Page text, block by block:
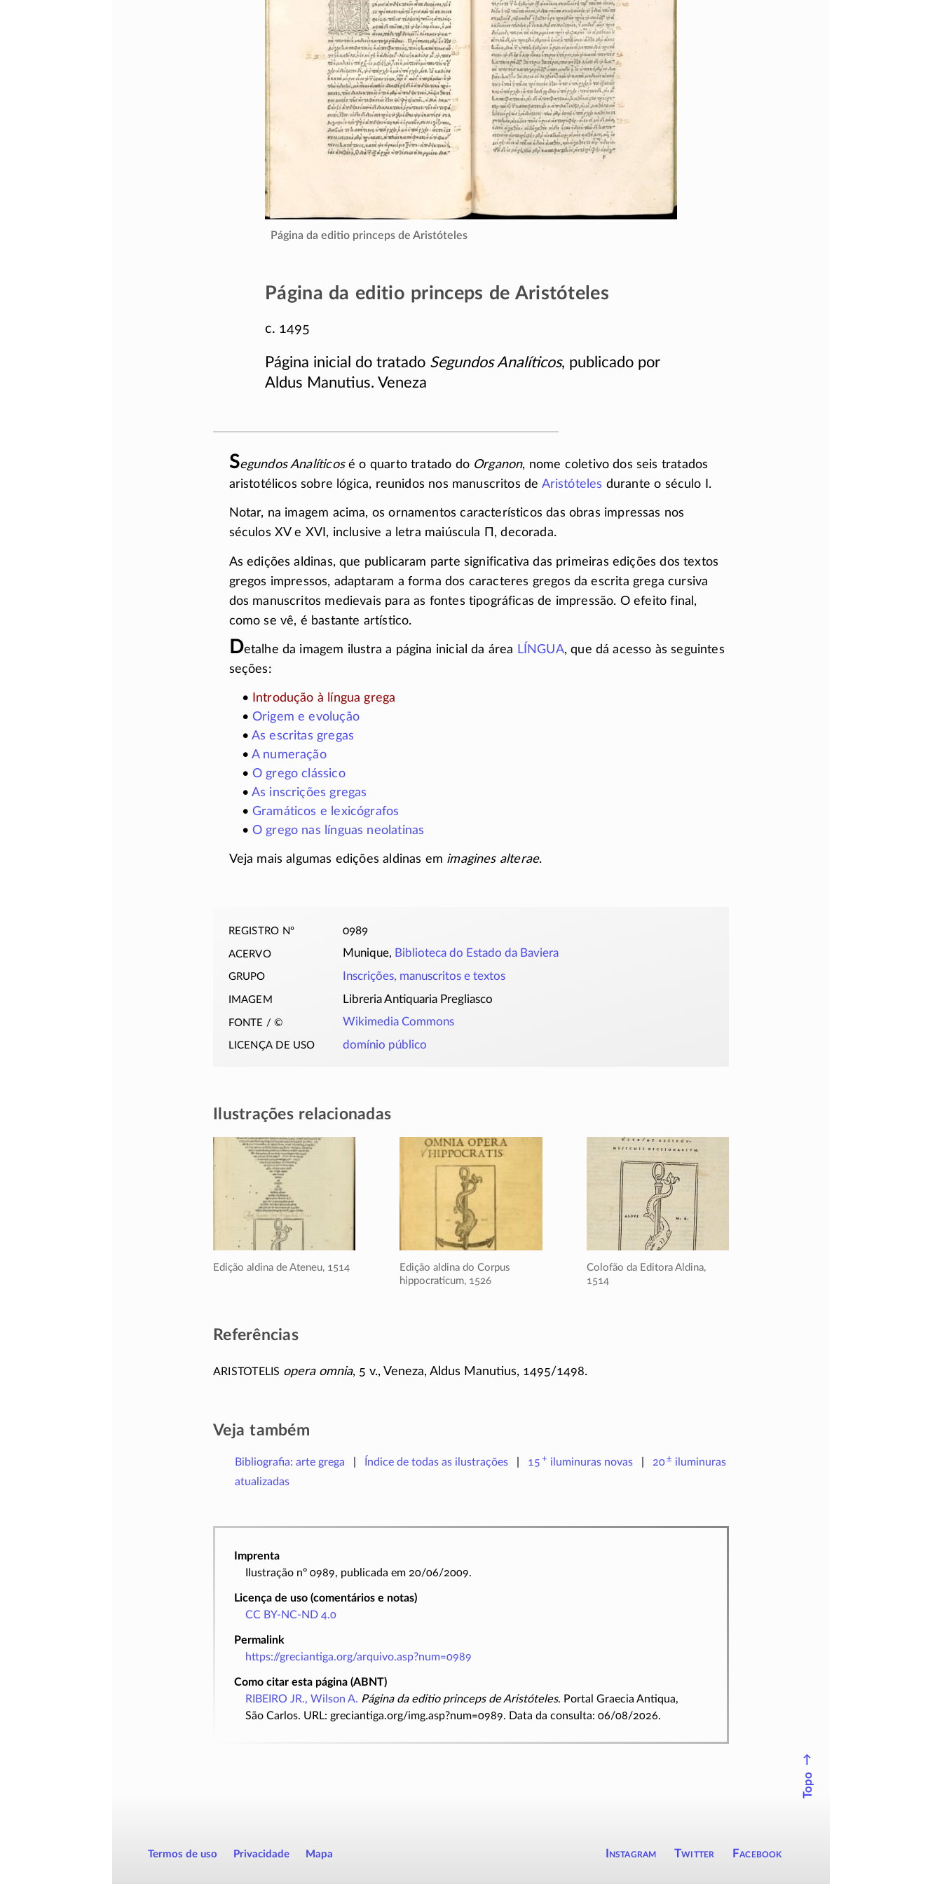
Página da editio princeps de Aristóteles
Página da editio princeps de Aristóteles
c. 1495
Página inicial do tratado Segundos Analíticos, publicado por
Aldus Manutius. Veneza
Segundos Analíticosé o quarto tratado do Organon, nome coletivo dos seis tratados
aristotélicos sobre lógica, reunidos nos manuscritos de Aristóteles durante o século I.
Notar, na imagem acima, os ornamentos característicos das obras impressas nos
séculos XV e XVI, inclusive a letra maiúscula Π , decorada.
As edições aldinas, que publicaram parte significativa das primeiras edições dos textos
gregos impressos, adaptaram a forma dos caracteres gregos da escrita grega cursiva
dos manuscritos medievais para as fontes tipográficas de impressão. O efeito final,
como se vê, é bastante artístico.
Detalhe da imagem ilustra a página inicial da área LÍNGUA, que dá acesso às seguintes
seções:
•
Introdução à língua grega
• Origem e evolução
• As escritas gregas
• A numeração
• O grego clássico
• As inscrições gregas
• Gramáticos e lexicógrafos
• O grego nas línguas neolatinas
Veja mais algumas edições aldinas em imagines alterae.
registro nº 0989
acervo Munique, Biblioteca do Estado da Baviera
grupo Inscrições, manuscritos e textos
imagem Libreria Antiquaria Pregliasco
fonte / © Wikimedia Commons
licença de uso domínio público
Ilustrações relacionadas
Edição aldina de Ateneu, 1514
Edição aldina do Corpus
hippocraticum, 1526
Colofão da Editora Aldina,
1514
Referências
Aristotelis opera omnia, 5 v., Veneza, Aldus Manutius, 1495/1498.
Veja também
Bibliografia: arte grega Índice de todas as ilustrações 15 + iluminurasnovas 20± iluminuras
atualizadas
Imprenta
Ilustração nº 0989, publicada em 20/06/2009.
Licença de uso (comentários e notas)
CC BY-NC-ND 4.0
Permalink
https://greciantiga.org/arquivo.asp?num=0989
Como citar esta página (ABNT)
RIBEIRO JR., Wilson A. Página da editio princeps de Aristóteles. Portal Graecia Antiqua,
São Carlos. URL: greciantiga.org/img.asp?num=0989. Data da consulta: 06/08/2026.
↑
Topo
Instagram Twitter Facebook
Termos de uso Privacidade Mapa